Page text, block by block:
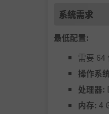
系统需求
最低配置:
需要 64
操作系
处理器:
内存: 4